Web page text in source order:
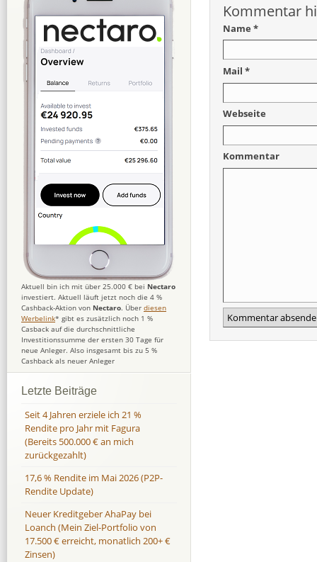
Kommentar
Name *
Mail *
Webseite
Kommentar
Aktuell bin ich mit über 25.000 € bei Nectaro
investiert. Aktuell läuft jetzt noch die 4 %
Cashback-Aktion von Nectaro. Über diesen
Werbelink* gibt es zusätzlich noch 1 %
Casback auf die durchschnittliche
Investitionssumme der ersten 30 Tage für
neue Anleger. Also insgesamt bis zu 5 %
Cashback als neuer Anleger
Letzte Beiträge
Seit 4 Jahren erziele ich 21 %
Rendite pro Jahr mit Fagura
(Bereits 500.000 € an mich
zurückgezahlt)
17,6 % Rendite im Mai 2026 (P2P-
Rendite Update)
Neuer Kreditgeber AhaPay bei
Loanch (Mein Ziel-Portfolio von
17.500 € erreicht, monatlich 200+ €
Zinsen)